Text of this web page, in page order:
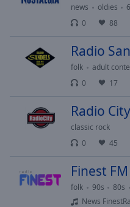
Reset
news oldies
0
88
Radio
folk adult
0
17
Radio City
classic rock
0
45
Finest FM
folk 90s 80s
News